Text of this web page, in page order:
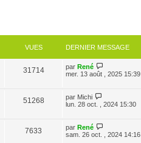
VUES DERNIER MESSAGE
31714 par René
mer. 13 août , 2025 15:39
51268 par Michi
lun. 28 oct. , 2024 15:30
7633 par René
sam. 26 oct. , 2024 14:16